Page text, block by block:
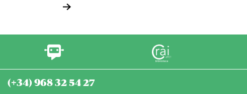
(+34) 968 32 54 27